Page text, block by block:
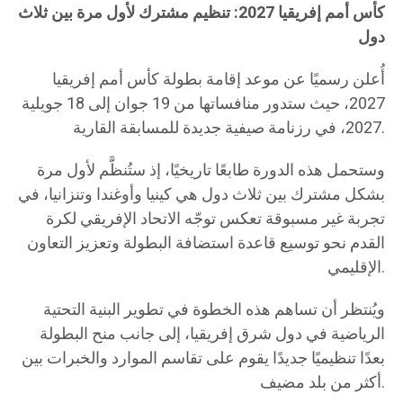
كأس أمم إفريقيا 2027: تنظيم مشترك لأول مرة بين ثلاث
دول
أُعلن رسميًا عن موعد إقامة بطولة كأس أمم إفريقيا
2027، حيث ستدور منافساتها من 19 جوان إلى 18 جويلية
2027، في رزنامة صيفية جديدة للمسابقة القارية.
وستحمل هذه الدورة طابعًا تاريخيًا، إذ ستُنظَّم لأول مرة
بشكل مشترك بين ثلاث دول هي كينيا وأوغندا وتنزانيا، في
تجربة غير مسبوقة تعكس توجّه الاتحاد الإفريقي لكرة
القدم نحو توسيع قاعدة استضافة البطولة وتعزيز التعاون
الإقليمي.
ويُنتظر أن تساهم هذه الخطوة في تطوير البنية التحتية
الرياضية في دول شرق إفريقيا، إلى جانب منح البطولة
بعدًا تنظيميًا جديدًا يقوم على تقاسم الموارد والخبرات بين
أكثر من بلد مضيف.